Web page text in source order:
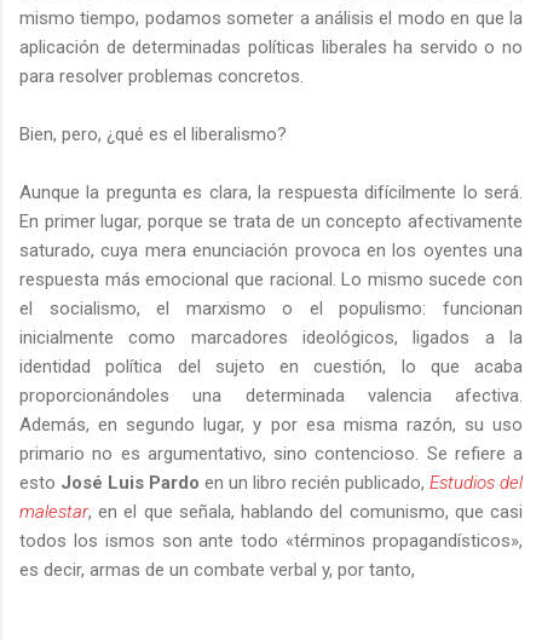
mismo tiempo, podamos someter a análisis el modo en que la
aplicación de determinadas políticas liberales ha servido o no
para resolver problemas concretos.
Bien, pero, ¿qué es el liberalismo?
Aunque la pregunta es clara, la respuesta difícilmente lo será.
En primer lugar, porque se trata de un concepto afectivamente
saturado, cuya mera enunciación provoca en los oyentes una
respuesta más emocional que racional. Lo mismo sucede con
el socialismo, el marxismo o el populismo: funcionan
inicialmente como marcadores ideológicos, ligados a la
identidad política del sujeto en cuestión, lo que acaba
proporcionándoles una determinada valencia afectiva.
Además, en segundo lugar, y por esa misma razón, su uso
primario no es argumentativo, sino contencioso. Se refiere a
esto José Luis Pardo en un libro recién publicado, Estudios del
malestar, en el que señala, hablando del comunismo, que casi
todos los ismos son ante todo «términos propagandísticos»,
es decir, armas de un combate verbal y, por tanto,